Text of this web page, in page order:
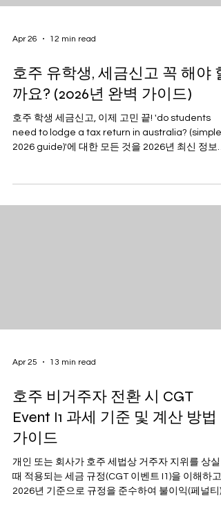
Apr 26 12 min read
호주 유학생, 세금신고 꼭 해야 할
까요? (2026년 완벽 가이드)
호주 학생 세금신고, 이제 고민 끝! 'do students
need to lodge a tax return in australia? (simple
2026 guide)'에 대한 모든 것을 2026년 최신 정보
Apr 25 13 min read
호주 비거주자 전환 시 CGT
Event I1 과세 기준 및 계산 방법
가이드
개인 또는 회사가 호주 세법상 거주자 지위를 상실
때 적용되는 세금 규정(CGT 이벤트 I1)을 이해하고,
2026년 기준으로 규정을 준수하여 불이익(페널티)